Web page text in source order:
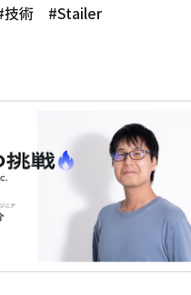
技術 Stailer